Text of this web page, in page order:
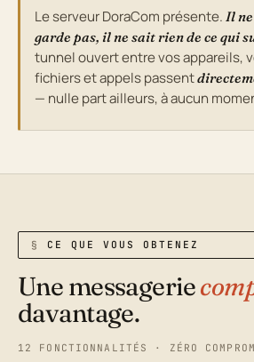
Le serveur DoraCom présente. Il
garde pas, il ne sait rien de ce qui
tunnel ouvert entre vos appareils,
fichiers et appels passent
— nulle part ailleurs, à aucun
CE QUE VOUS OBTENEZ
Une messagerie
davantage.
12 FONCTIONNALITÉS · ZÉRO